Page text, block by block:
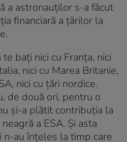
a astronauților s-a făcut
financiară a țărilor la
bați nici cu Franța, nici
nici cu Marea Britanie,
nici cu țări nordice.
de două ori, pentru o
și-a plătit contribuția la
a ESA. Și asta
au înțeles la timp care